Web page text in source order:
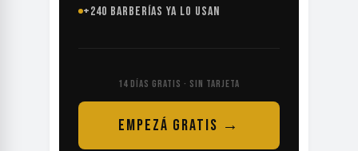
+240 BARBERÍAS YA LO USAN
14 DÍAS GRATIS · SIN TARJETA
EMPEZÁ GRATIS →